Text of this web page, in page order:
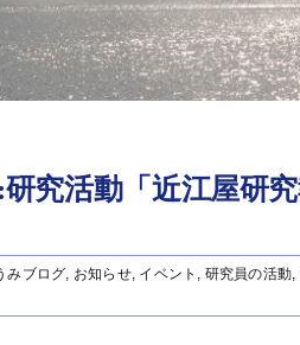
研究活動「近江屋研
みブログ, お知らせ, イベント , 研究員の活動,